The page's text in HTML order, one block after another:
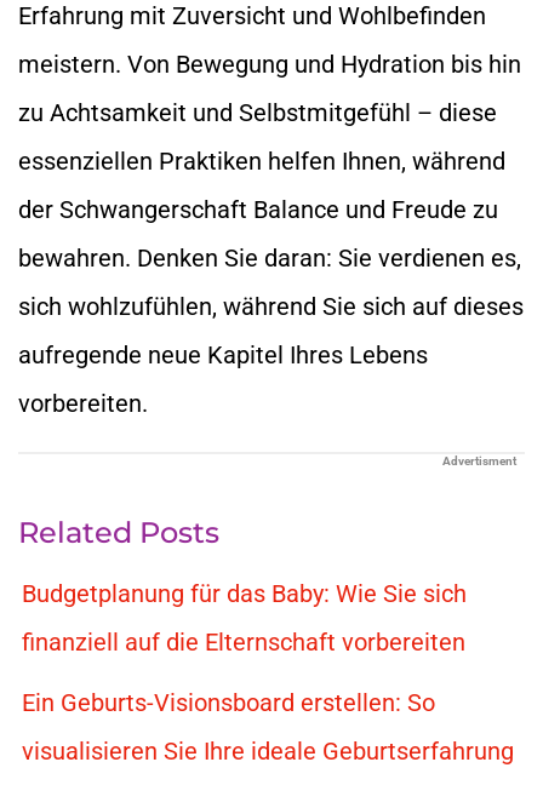
Erfahrung mit Zuversicht und Wohlbefinden
meistern. Von Bewegung und Hydration bis hin
zu Achtsamkeit und Selbstmitgefühl – diese
essenziellen Praktiken helfen Ihnen, während
der Schwangerschaft Balance und Freude zu
bewahren. Denken Sie daran: Sie verdienen es,
sich wohlzufühlen, während Sie sich auf dieses
aufregende neue Kapitel Ihres Lebens
vorbereiten.
Advertisment
Related Posts
Budgetplanung für das Baby: Wie Sie sich
finanziell auf die Elternschaft vorbereiten
Ein Geburts-Visionsboard erstellen: So
visualisieren Sie Ihre ideale Geburtserfahrung